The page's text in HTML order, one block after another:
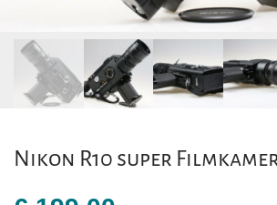
Nikon R10 super